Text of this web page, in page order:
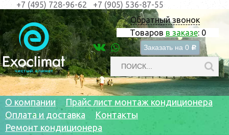
Обратный звонок
Товаров в заказе: 0
Заказать на 0 c
+7 (495) 728-96-62 +7 (905) 536-87-55
О компании
Прайс лист монтаж кондиционера
Оплата и доставка
Контакты
Ремонт кондиционера